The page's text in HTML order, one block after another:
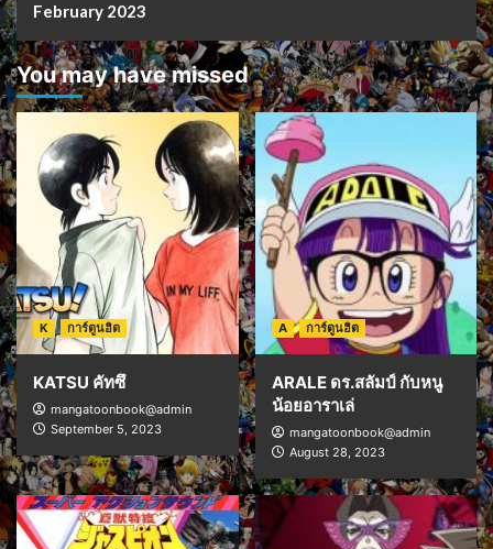
February 2023
You may have missed
K การ์ตูนฮิต
KATSU คัทซึ
mangatoonbook@admin
September 5, 2023
A การ์ตูนฮิต
ARALE ดร.สลัมป์ กับหนู
น้อยอาราเล่
mangatoonbook@admin
August 28, 2023